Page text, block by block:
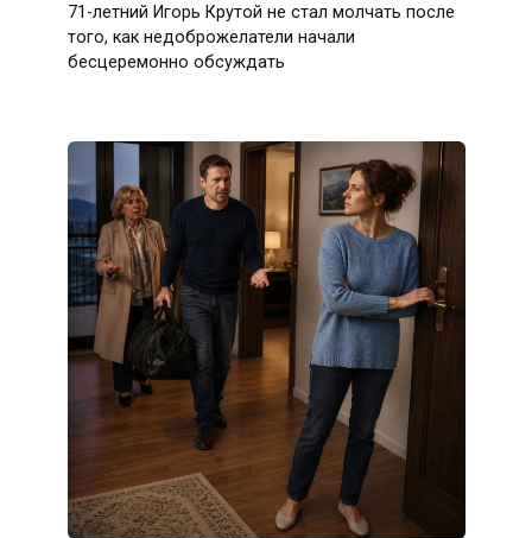
71-летний Игорь Крутой не стал молчать после
того, как недоброжелатели начали
бесцеремонно обсуждать